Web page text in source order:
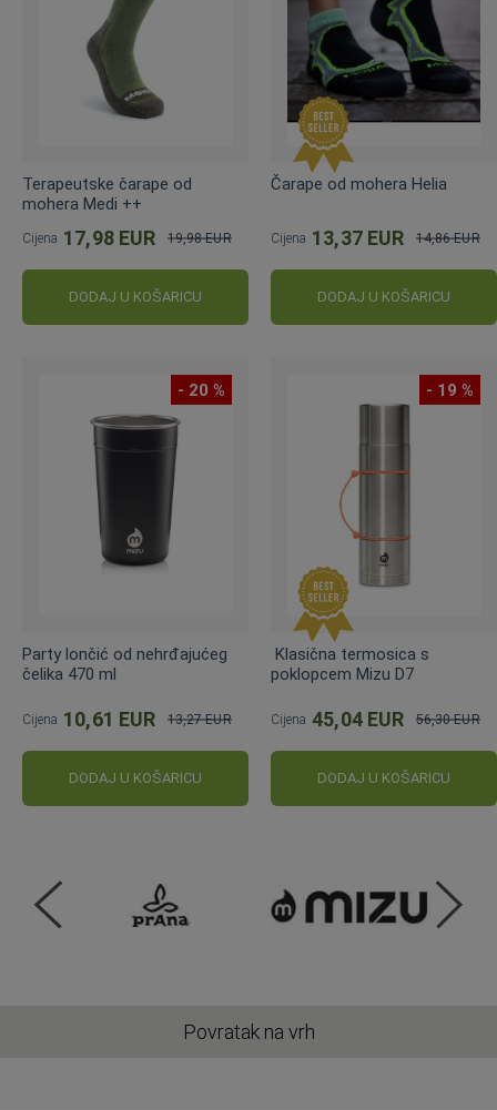
Terapeutske čarape od
mohera Medi ++
Cijena 17,98 EUR
cijena
19,98 EUR
DODAJ U KOŠARICU
Čarape od mohera Helia
Cijena 13,37 EUR
cijena
14,86 EUR
DODAJ U KOŠARICU
- 20 %
Party lončić od nehrđajućeg
čelika 470 ml
Cijena 10,61 EUR
cijena
13,27 EUR
DODAJ U KOŠARICU
- 19 %
Klasična termosica s
poklopcem Mizu D7
Cijena 45,04 EUR
cijena
56,30 EUR
DODAJ U KOŠARICU
Povratak na vrh